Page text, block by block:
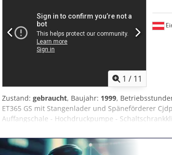
1 / 11
Zustand: gebraucht, Baujahr: 1999,
ET365 GS mit Stangenlader und Späneförderer
Auffangschale - Hochdruckpumpe -
laufenden Betrieb gekauft und technisch
Verschleißteile getauscht - Alle Funktionen
es kann sofort produziert werden Maschine ist ab